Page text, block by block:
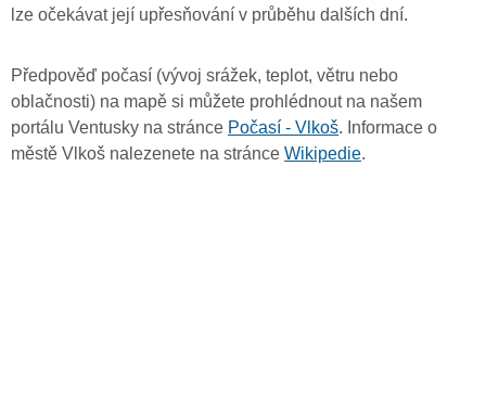
lze očekávat její upřesňování v průběhu dalších dní.
Předpověď počasí (vývoj srážek, teplot, větru nebo
oblačnosti) na mapě si můžete prohlédnout na našem
portálu Ventusky na stránce Počasí - Vlkoš. Informace o
městě Vlkoš nalezenete na stránce Wikipedie.